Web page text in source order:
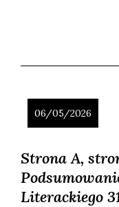
06/05/2026
Strona A,
Literackiego